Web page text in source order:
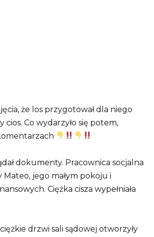
że los przygotował dla niego
cios. Co wydarzyło się potem,
dokumenty. Pracownica socjalna
Mateo, jego małym pokoju i
Ciężka cisza wypełniała
drzwi sali sądowej otworzyły